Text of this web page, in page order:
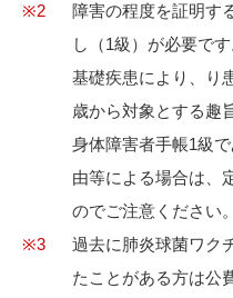
※2
障害の程度を証明す
し（1級）が必要です
基礎疾患により、り
歳から対象とする趣
身体障害者手帳1級
由等による場合は、
のでご注意ください。
※3
過去に肺炎球菌ワク
たことがある方は公